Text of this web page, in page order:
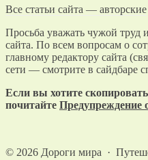
Все статьи сайта — авторские
Просьба уважать чужой труд
сайта. По всем вопросам о
главному редактору сайта
сети — смотрите в сайдбаре
Если вы хотите
почитайте Предупреждение
© 2026 Дороги мира ·